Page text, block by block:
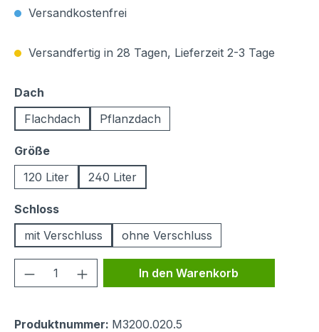
Versandkostenfrei
Versandfertig in 28 Tagen, Lieferzeit 2-3 Tage
Dach
Flachdach
Pflanzdach
Größeauswählen
120 Liter
240 Liter
Schlossauswählen
mit Verschluss
ohne Verschluss
Produkt Anzahl: Gib den
In den Warenkorb
Produktnummer: M3200.020.5